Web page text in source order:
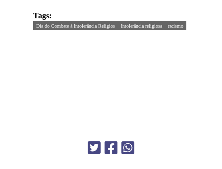
Tags:
Dia do Combate à Intolerância Religios Intolerância religiosa racismo